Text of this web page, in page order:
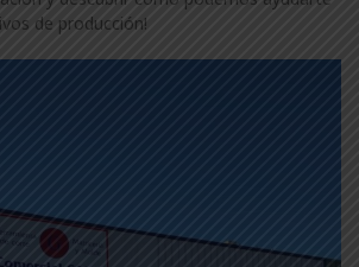
de producción!